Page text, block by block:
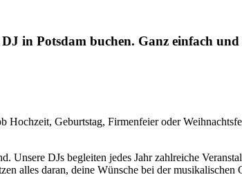
in Potsdam buchen. Ganz einfach und
Geburtstag, Firmenfeier oder
Unsere DJs begleiten jedes Jahr zahlreiche
alles daran, deine Wünsche bei der musikalischen